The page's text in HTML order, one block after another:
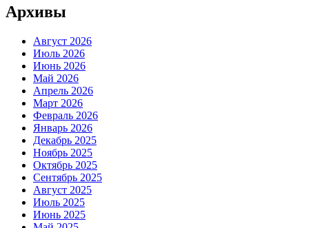
Архивы
Август 2026
Июль 2026
Июнь 2026
Май 2026
Апрель 2026
Март 2026
Февраль 2026
Январь 2026
Декабрь 2025
Ноябрь 2025
Октябрь 2025
Сентябрь 2025
Август 2025
Июль 2025
Июнь 2025